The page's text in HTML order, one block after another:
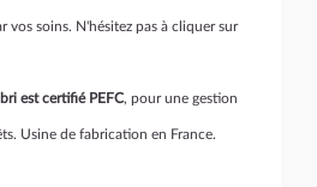
vos soins. N'hésitez pas à cliquer sur
est certifié PEFC, pour une gestion
Usine de fabrication en France.